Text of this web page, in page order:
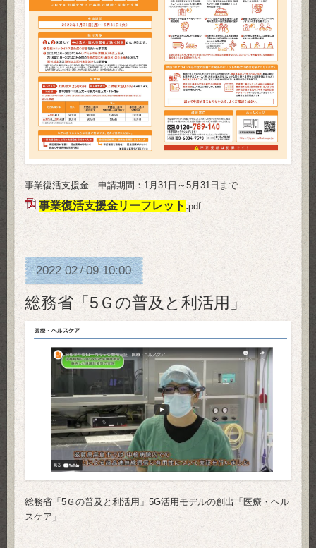
事業復活支援金 申請期間：1月31日～5月31日まで
事業復活支援金リーフレット .pdf
2022 02/09 10:00
総務省「5Ｇの普及と利活用」
総務省「5Ｇの普及と利活用」5G活用モデルの創出「医療・ヘル
スケア」